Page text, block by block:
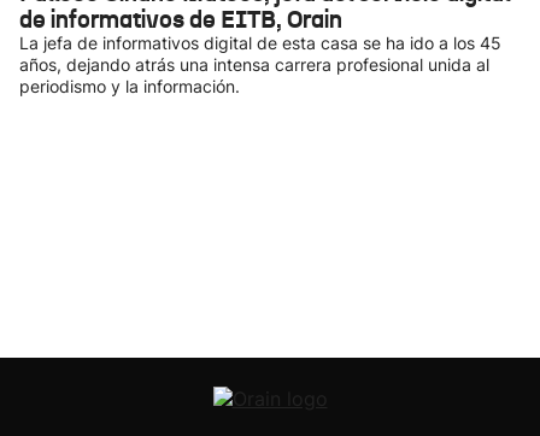
de informativos de EITB, Orain
La jefa de informativos digital de esta casa se ha ido a los 45
años, dejando atrás una intensa carrera profesional unida al
periodismo y la información.